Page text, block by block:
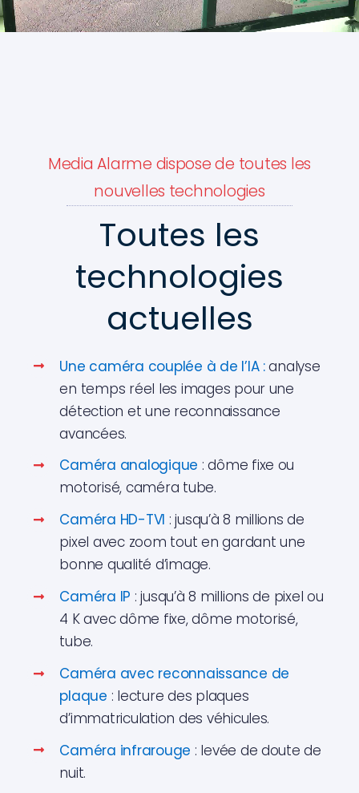
Media Alarme dispose de toutes les
nouvelles technologies
Toutes les
technologies
actuelles
Une caméra couplée à de l’IA :analyse
en temps réel les images pour une
détection et une reconnaissance
avancées.
Caméra analogique : dôme fixe ou
motorisé, caméra tube.
Caméra HD-TVI : jusqu’à 8 millions de
pixel avec zoom tout en gardant une
bonne qualité dʼimage.
Caméra IP : jusqu’à 8 millions de pixel ou
4 K avec dôme fixe, dôme motorisé,
tube.
Caméra avec reconnaissance de
plaque : lecture des plaques
d’immatriculation des véhicules.
Caméra infrarouge : levée de doute de
nuit.